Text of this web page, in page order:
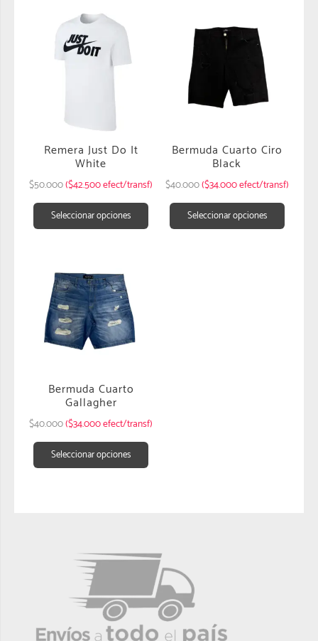
Remera Just Do It
White
$50.000($42.500 efect/transf)
Seleccionar opciones
Bermuda Cuarto Ciro
Black
$40.000($34.000 efect/transf)
Seleccionar opciones
Bermuda Cuarto
Gallagher
$40.000($34.000 efect/transf)
Seleccionar opciones